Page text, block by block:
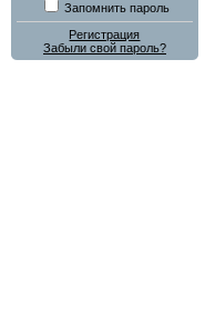
Запомнить пароль
Регистрация
Забыли свой пароль?